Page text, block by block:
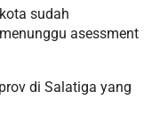
sudah
asessment
di Salatiga yang